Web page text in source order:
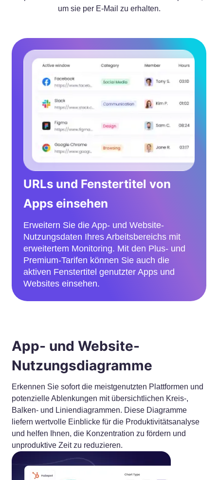
um sie per E-Mail zu erhalten.
URLs und Fenstertitel von
Apps einsehen
Erweitern Sie die App- und Website-
Nutzungsdaten Ihres Arbeitsbereichs mit
erweitertem Monitoring. Mit den Plus- und
Premium-Tarifen können Sie auch die
aktiven Fenstertitel genutzter Apps und
Websites einsehen.
App- und Website-
Nutzungsdiagramme
Erkennen Sie sofort die meistgenutzten Plattformen und
potenzielle Ablenkungen mit übersichtlichen Kreis-,
Balken- und Liniendiagrammen. Diese Diagramme
liefern wertvolle Einblicke für die Produktivitätsanalyse
und helfen Ihnen, die Konzentration zu fördern und
unproduktive Zeit zu reduzieren.